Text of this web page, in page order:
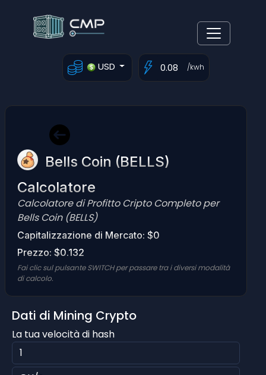
USD /kwh
Bells Coin (BELLS)
Calcolatore
Calcolatore di Profitto Cripto Completo per
Bells Coin (BELLS)
Capitalizzazione di Mercato: $0
Prezzo: $0.132
Fai clic sul pulsante SWITCH per passare tra i diversi modalità
di calcolo.
Dati di Mining Crypto
La tua velocità di hash